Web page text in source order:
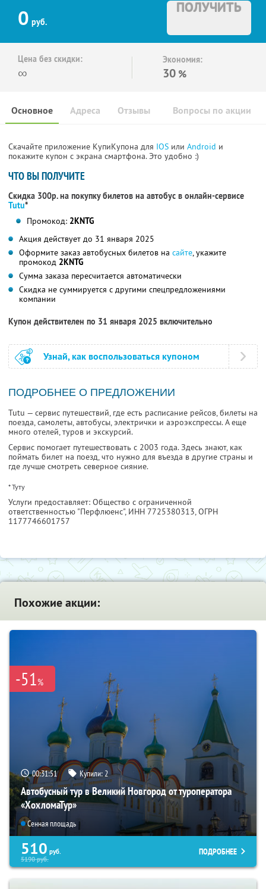
0 руб.
ПОЛУЧИТЬ
Цена без скидки:
∞
Экономия:
30 %
Основное Отзывы Вопросы по акции
Адреса
Скачайте приложение КупиКупона для IOS или Android и
покажите купон с экрана смартфона. Это удобно :)
ЧТО ВЫ ПОЛУЧИТЕ
Скидка 300р. на покупку билетов на автобус в онлайн-сервисе
Tutu*
Промокод: 2KNTG
Акция действует до 31 января 2025
Оформите заказ автобусных билетов на сайте, укажите
промокод 2KNTG
Сумма заказа пересчитается автоматически
Скидка не суммируется с другими спецпредложениями
компании
Купон действителен по 31 января 2025 включительно
Узнай, как воспользоваться купоном
ПОДРОБНЕЕ О ПРЕДЛОЖЕНИИ
Tutu — сервис путешествий, где есть расписание рейсов, билеты на
поезда, самолеты, автобусы, электрички и аэроэкспрессы. А еще
много отелей, туров и экскурсий.
Сервис помогает путешествовать с 2003 года. Здесь знают, как
поймать билет на поезд, что нужно для въезда в другие страны и
где лучше смотреть северное сияние.
* Туту
Услуги предоставляет: Общество с ограниченной
ответственностью "Перфлюенс", ИНН 7725380313, ОГРН
1177746601757
Похожие акции:
-51%
00:31:49 Купили:2
Автобусный тур в Великий Новгород от туроператора
«ХохломаТур»
Сенная площадь
510 руб.
5190руб.
ПОДРОБНЕЕ